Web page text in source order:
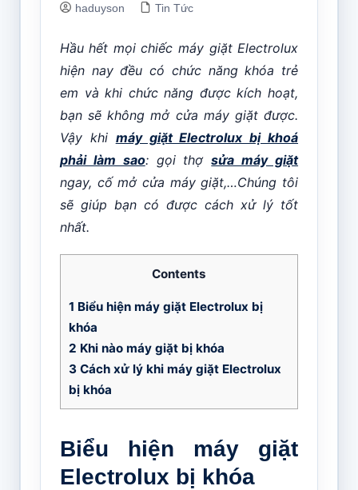
haduyson Tin Tức
Hầu hết mọi chiếc máy giặt Electrolux
hiện nay đều có chức năng khóa trẻ
em và khi chức năng được kích hoạt,
bạn sẽ không mở cửa máy giặt được.
Vậy khi máy giặt Electrolux bị khoá
phải làm sao: gọi thợsửa máy giặt
ngay, cố mở cửa máy giặt,…Chúng tôi
sẽ giúp bạn có được cách xử lý tốt
nhất.
Contents
1 Biểu hiện máy giặt Electrolux bị
khóa
2 Khi nào máy giặt bị khóa
3Cách xử lý khi máy giặt Electrolux
bị khóa
Biểu hiện máy giặt
Electrolux bị khóa